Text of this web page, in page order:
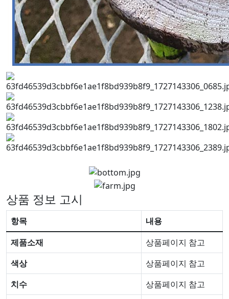
상품 정보 고시
항목
내용
제품소재
상품페이지 참고
색상
상품페이지 참고
치수
상품페이지 참고